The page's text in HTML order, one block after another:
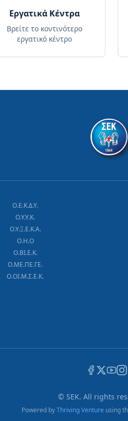
Εργατικά Κέντρα
Βρείτε το κοντινότερο
εργατικό κέντρο
Ο.Ε.Κ.Δ.Υ.
Ο.Υ.Υ.Κ.
Ο.Υ.Ξ.Ε.Κ.Α.
Ο.Η.Ο
Ο.ΒΙ.Ε.Κ.
Ο.ΜΕ.ΠΕ.ΓΕ.
Ο.ΟΙ.Μ.Σ.Ε.Κ.
© SEK. All rights
Powered by Thriving Venture using